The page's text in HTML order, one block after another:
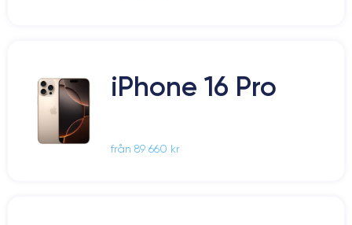
iPhone 16 Pro
från 89 660 kr